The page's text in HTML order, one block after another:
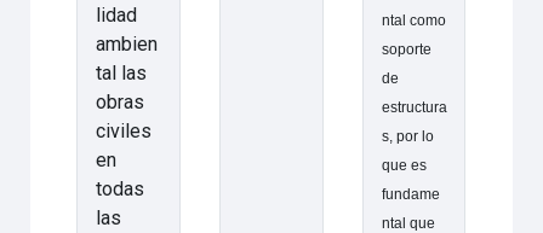
lidad
ambien
tal las
obras
civiles
en
todas
las
ntal como
soporte
de
estructura
s, por lo
que es
fundame
ntal que